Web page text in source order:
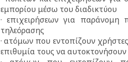
εμπορίου μέσω του διαδικτύου
· επιχειρήσεων για παράνομη
τηλεόρασης
· ατόμων που εντοπίζουν
επιθυμία τους να αυτοκτονήσουν